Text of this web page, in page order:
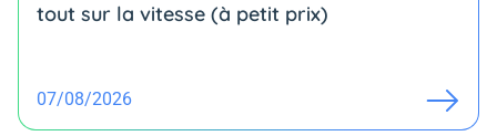
tout sur la vitesse (à petit prix)
07/08/2026